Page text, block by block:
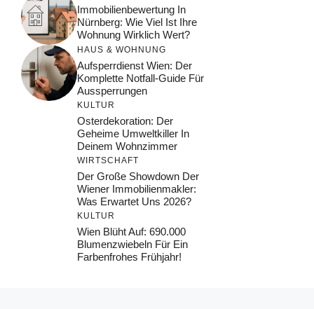
Immobilienbewertung In
Nürnberg: Wie Viel Ist Ihre
Wohnung Wirklich Wert?
HAUS & WOHNUNG
Aufsperrdienst Wien: Der
Komplette Notfall-Guide Für
Aussperrungen
KULTUR
Osterdekoration: Der
Geheime Umweltkiller In
Deinem Wohnzimmer
WIRTSCHAFT
Der Große Showdown Der
Wiener Immobilienmakler:
Was Erwartet Uns 2026?
KULTUR
Wien Blüht Auf: 690.000
Blumenzwiebeln Für Ein
Farbenfrohes Frühjahr!